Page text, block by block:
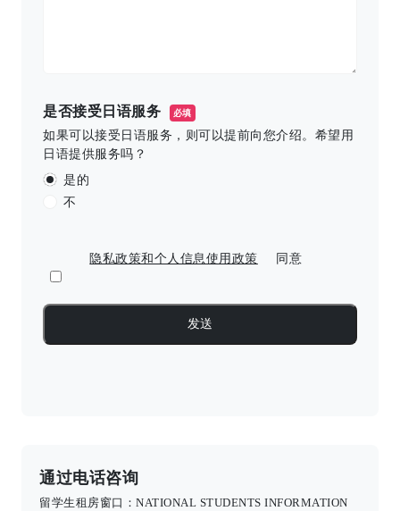
是否接受日语服务 必填
如果可以接受日语服务，则可以提前向您介绍。希望用
日语提供服务吗？
是的
不
隐私政策和个人信息使用政策 同意
通过电话咨询
留学生租房窗口：NATIONAL STUDENTS INFORMATION